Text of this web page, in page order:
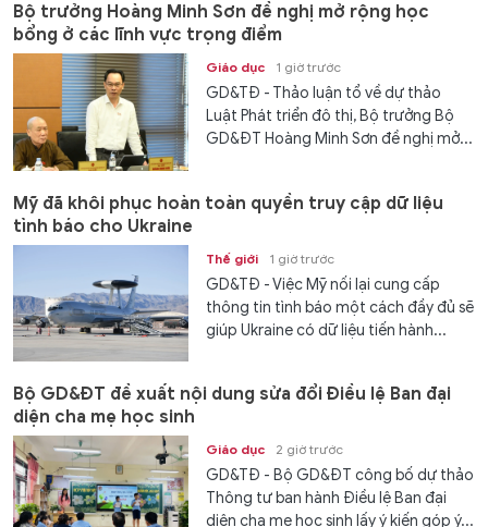
Bộ trưởng Hoàng Minh Sơn đề nghị mở rộng học
bổng ở các lĩnh vực trọng điểm
Giáo dục 1 giờ trước
GD&TĐ - Thảo luận tổ về dự thảo
Luật Phát triển đô thị, Bộ trưởng Bộ
GD&ĐT Hoàng Minh Sơn đề nghị mở...
Mỹ đã khôi phục hoàn toàn quyền truy cập dữ liệu
tình báo cho Ukraine
Thế giới 1 giờ trước
GD&TĐ - Việc Mỹ nối lại cung cấp
thông tin tình báo một cách đầy đủ sẽ
giúp Ukraine có dữ liệu tiến hành...
Bộ GD&ĐT đề xuất nội dung sửa đổi Điều lệ Ban đại
diện cha mẹ học sinh
Giáo dục 2 giờ trước
GD&TĐ - Bộ GD&ĐT công bố dự thảo
Thông tư ban hành Điều lệ Ban đại
diện cha mẹ học sinh lấy ý kiến góp ý...